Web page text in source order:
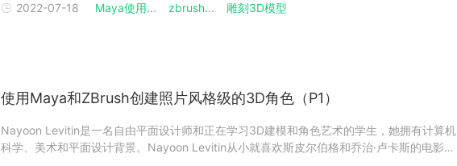
第一部分：使用Maya和ZBrush创建照片风格级的3D角色（P1
2022-07-18 Maya使用... zbrush... 雕刻3D模型
使用Maya和ZBrush创建照片风格级的3D角色（P1）
Nayoon Levitin是一名自由平面设计师和正在学习3D建模和角色艺术的学生，她拥有计算机
科学、美术和平面设计背景。Nayoon Levitin从小就喜欢斯皮尔伯格和乔治·卢卡斯的电影，